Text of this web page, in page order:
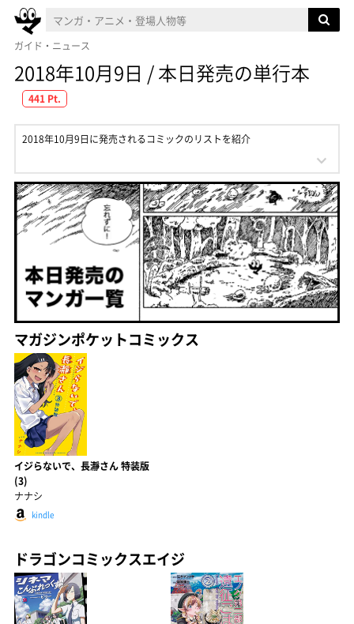
ガイド・ニュース
2018年10月9日 / 本日発売の単行本
441 Pt.
2018年10月9日に発売されるコミックのリストを紹介
マガジンポケットコミックス
イジらないで、長瀞さん 特装版
(3)
ナナシ
kindle
ドラゴンコミックスエイジ